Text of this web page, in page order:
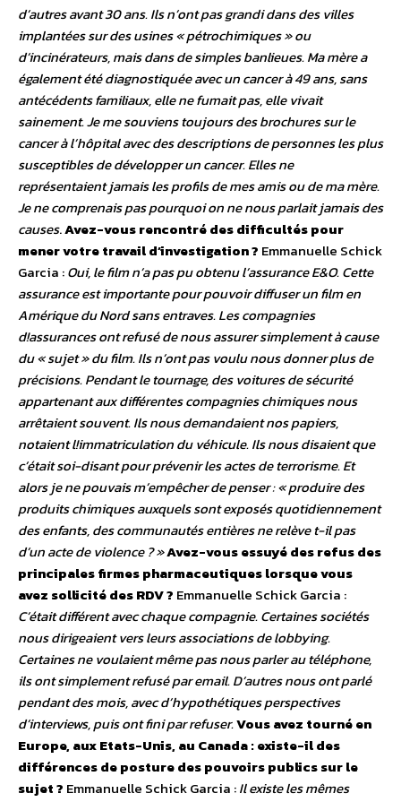
d’autres avant 30 ans. Ils n’ont pas grandi dans des villes
implantées sur des usines « pétrochimiques » ou
d’incinérateurs, mais dans de simples banlieues. Ma mère a
également été diagnostiquée avec un cancer à 49 ans, sans
antécédents familiaux, elle ne fumait pas, elle vivait
sainement. Je me souviens toujours des brochures sur le
cancer à l’hôpital avec des descriptions de personnes les plus
susceptibles de développer un cancer. Elles ne
représentaient jamais les profils de mes amis ou de ma mère.
Je ne comprenais pas pourquoi on ne nous parlait jamais des
causes.Avez-vous rencontré des difficultés pour
mener votre travail d’investigation ? Emmanuelle Schick
Garcia :Oui, le film n’a pas pu obtenu l’assurance E&O. Cette
assurance est importante pour pouvoir diffuser un film en
Amérique du Nord sans entraves. Les compagnies
d!assurances ont refusé de nous assurer simplement à cause
du « sujet » du film. Ils n’ont pas voulu nous donner plus de
précisions. Pendant le tournage, des voitures de sécurité
appartenant aux différentes compagnies chimiques nous
arrêtaient souvent. Ils nous demandaient nos papiers,
notaient l!immatriculation du véhicule. Ils nous disaient que
c’était soi-disant pour prévenir les actes de terrorisme. Et
alors je ne pouvais m’empêcher de penser : « produire des
produits chimiques auxquels sont exposés quotidiennement
des enfants, des communautés entières ne relève t-il pas
d’un acte de violence ? »Avez-vous essuyé des refus des
principales firmes pharmaceutiques lorsque vous
avez sollicité des RDV ? Emmanuelle Schick Garcia :
C’était différent avec chaque compagnie. Certaines sociétés
nous dirigeaient vers leurs associations de lobbying.
Certaines ne voulaient même pas nous parler au téléphone,
ils ont simplement refusé par email. D’autres nous ont parlé
pendant des mois, avec d’hypothétiques perspectives
d’interviews, puis ont fini par refuser.Vous avez tourné en
Europe, aux Etats-Unis, au Canada : existe-il des
différences de posture des pouvoirs publics sur le
sujet ? Emmanuelle Schick Garcia :Il existe les mêmes